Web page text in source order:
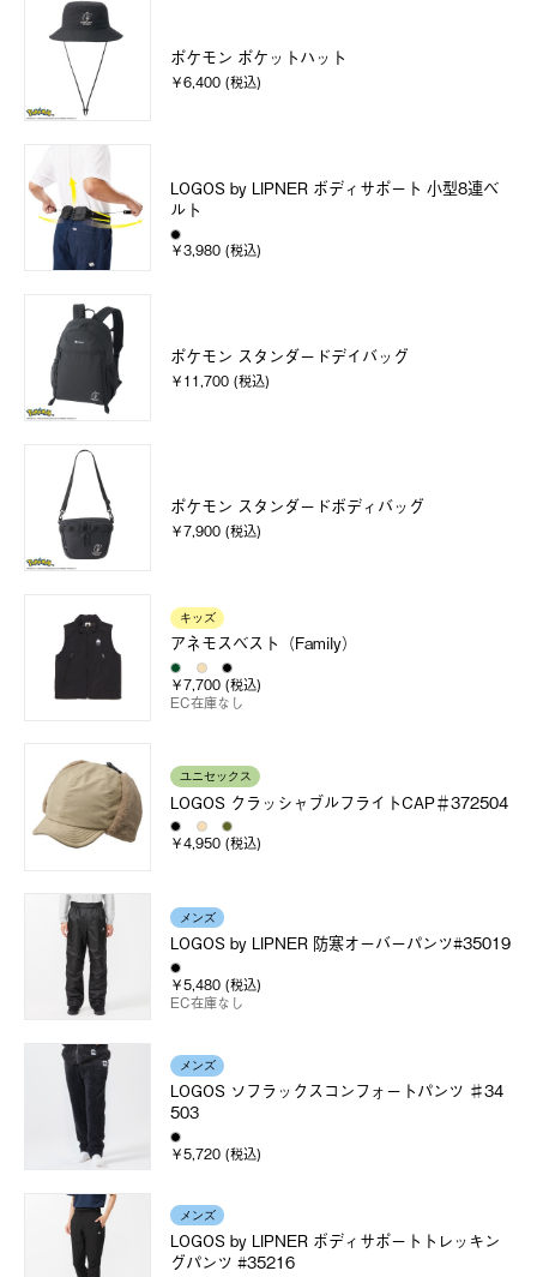
ポケモン ポケットハット
￥6,400 (税込)
LOGOS by LIPNER ボディサポート 小型8連ベ
ルト
￥3,980 (税込)
ポケモン スタンダードデイバッグ
￥11,700 (税込)
ポケモン スタンダードボディバッグ
￥7,900 (税込)
キッズ
アネモスベスト（Family）
￥7,700 (税込)
EC在庫なし
ユニセックス
LOGOS クラッシャブルフライトCAP＃372504
￥4,950 (税込)
メンズ
LOGOS by LIPNER 防寒オーバーパンツ#35019
￥5,480 (税込)
EC在庫なし
メンズ
LOGOS ソフラックスコンフォートパンツ ♯34
503
￥5,720 (税込)
メンズ
LOGOS by LIPNER ボディサポートトレッキン
グパンツ #35216